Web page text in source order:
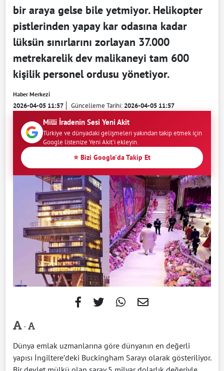
bir araya gelse bile yetmiyor. Helikopter
pistlerinden yapay kar odasına kadar
lüksün sınırlarını zorlayan 37.000
metrekarelik dev malikaneyi tam 600
kişilik personel ordusu yönetiyor.
Haber Merkezi
2026-04-05 11:57 Güncelleme Tarihi:2026-04-05 11:57
Milli İradenin Sesi Yeni Akit
Türkiye ve dünyadaki gelişmeleri yakından takip etmek için
Google listenize Yeni Akit'i ekleyin.
⭐ Bizi Google'da Takip Et
-
Dünya emlak uzmanlarına göre dünyanın en değerli
yapısı İngiltere’deki Buckingham Sarayı olarak gösteriliyor.